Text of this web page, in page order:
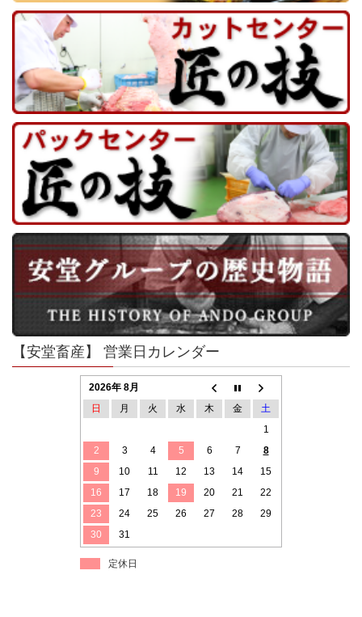
【安堂畜産】 営業日カレンダー
2026年 8月
日
月 火 水 木 金
土
1
2
3 4 5 6 7
8
9
10 11 12 13 14
15
16
17 18 19 20 21
22
23
24 25 26 27 28
29
30
31
定休日